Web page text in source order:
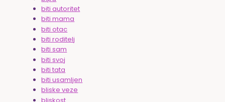
biti autoritet
biti mama
biti otac
biti roditelj
biti sam
biti svoj
biti tata
biti usamljen
bliske veze